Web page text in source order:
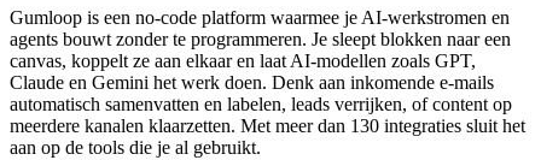
Gumloop is een no-code platform waarmee je AI-werkstromen en
agents bouwt zonder te programmeren. Je sleept blokken naar een
canvas, koppelt ze aan elkaar en laat AI-modellen zoals GPT,
Claude en Gemini het werk doen. Denk aan inkomende e-mails
automatisch samenvatten en labelen, leads verrijken, of content op
meerdere kanalen klaarzetten. Met meer dan 130 integraties sluit het
aan op de tools die je al gebruikt.